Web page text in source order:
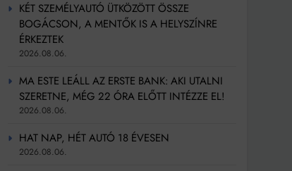
KÉT SZEMÉLYAUTÓ ÜTKÖZÖTT ÖSSZE
BOGÁCSON, A MENTŐK IS A HELYSZÍNRE
ÉRKEZTEK
2026.08.06.
MA ESTE LEÁLL AZ ERSTE BANK: AKI UTALNI
SZERETNE, MÉG 22 ÓRA ELŐTT INTÉZZE EL!
2026.08.06.
HAT NAP, HÉT AUTÓ 18 ÉVESEN
2026.08.06.